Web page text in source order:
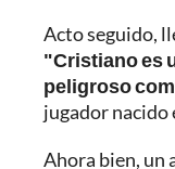
Acto seguido,
"Cristiano es
peligroso
jugador nacido
Ahora bien, un